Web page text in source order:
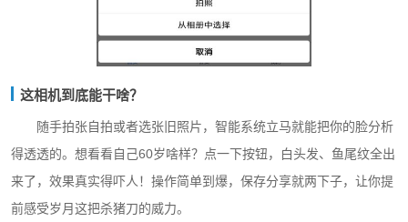
这相机到底能干啥？
随手拍张自拍或者选张旧照片，智能系统立马就能把你的脸分析
得透透的。想看看自己60岁啥样？点一下按钮，白头发、鱼尾纹全出
来了，效果真实得吓人！操作简单到爆，保存分享就两下子，让你提
前感受岁月这把杀猪刀的威力。